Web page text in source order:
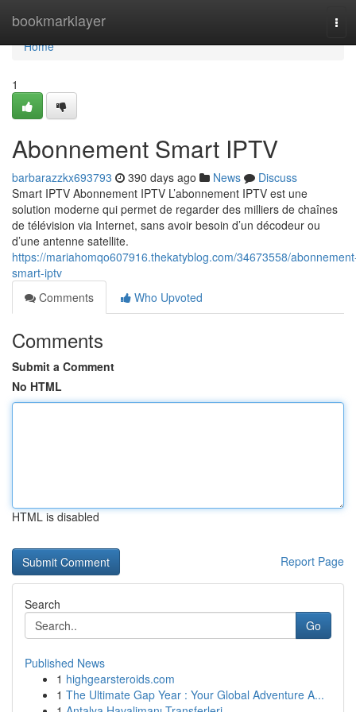
bookmarklayer
Home
Home
1
Abonnement Smart IPTV
barbarazzkx693793 390 days ago News
Discuss
Smart IPTV Abonnement IPTV L’abonnement IPTV est une
solution moderne qui permet de regarder des milliers de chaînes
de télévision via Internet, sans avoir besoin d’un décodeur ou
d’une antenne satellite.
https://mariahomqo607916.thekatyblog.com/34673558/
smart-iptv
Comments
Who Upvoted
Comments
Submit a Comment
No HTML
HTML is disabled
Report Page
Search
Go
Published News
1 highgearsteroids.com
1 The Ultimate Gap Year : Your Global Adventure A...